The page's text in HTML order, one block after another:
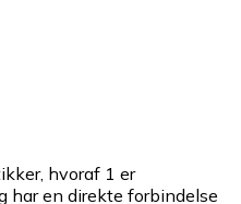
hvoraf 1 er
har en direkte forbindelse